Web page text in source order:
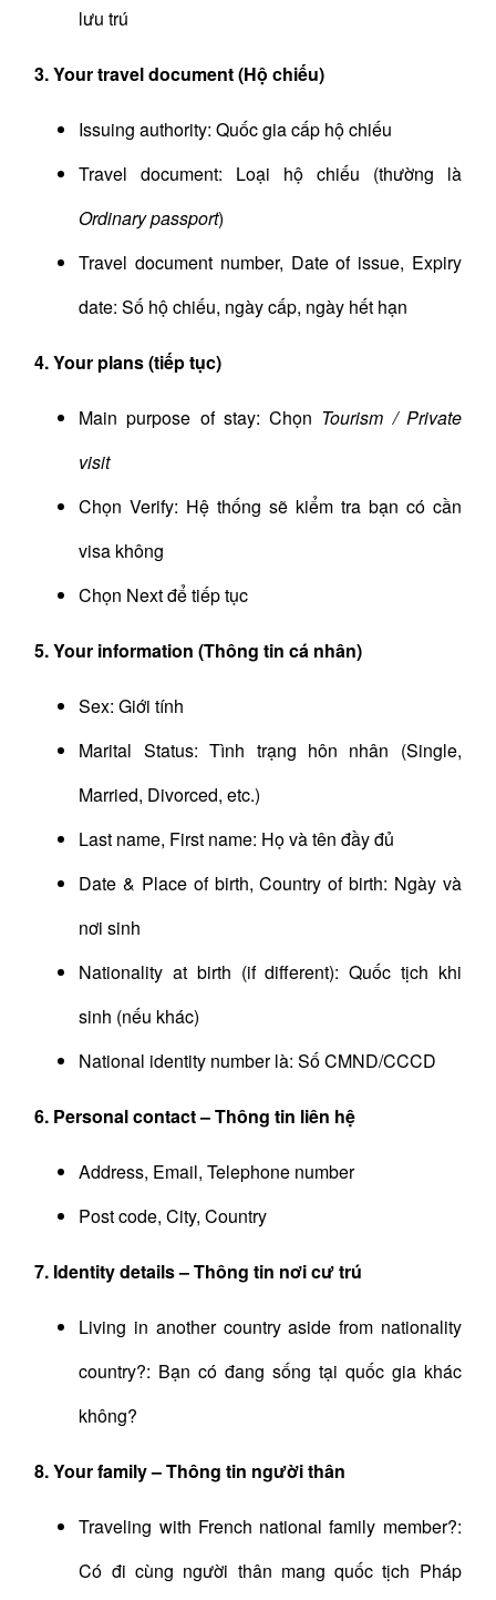
lưu trú
3. Your travel document (Hộ chiếu)
Issuing authority: Quốc gia cấp hộ chiếu
Travel document: Loại hộ chiếu (thường là
Ordinary passport)
Travel document number, Date of issue, Expiry
date: Số hộ chiếu, ngày cấp, ngày hết hạn
4. Your plans (tiếp tục)
Main purpose of stay: Chọn Tourism / Private
visit
Chọn Verify: Hệ thống sẽ kiểm tra bạn có cần
visa không
Chọn Next để tiếp tục
5. Your information (Thông tin cá nhân)
Sex: Giới tính
Marital Status: Tình trạng hôn nhân (Single,
Married, Divorced, etc.)
Last name, First name: Họ và tên đầy đủ
Date & Place of birth, Country of birth: Ngày và
nơi sinh
Nationality at birth (if different): Quốc tịch khi
sinh (nếu khác)
National identity number là: Số CMND/CCCD
6. Personal contact – Thông tin liên hệ
Address, Email, Telephone number
Post code, City, Country
7. Identity details – Thông tin nơi cư trú
Living in another country aside from nationality
country?: Bạn có đang sống tại quốc gia khác
không?
8. Your family – Thông tin người thân
Traveling with French national family member?:
Có đi cùng người thân mang quốc tịch Pháp